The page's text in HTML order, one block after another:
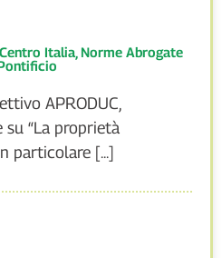
Centro Italia, Norme Abrogate
APRODUC,
su “La proprietà
particolare [...]